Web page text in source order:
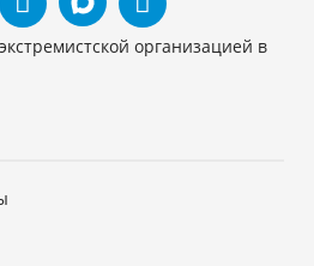
организацией в